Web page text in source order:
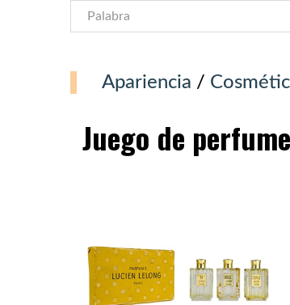
Apariencia /
Juego de